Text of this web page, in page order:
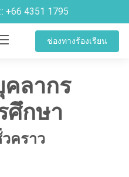
+66 4351 1795
ช่องทางร้องเรียน
ลากร
ศึกษา
คราว